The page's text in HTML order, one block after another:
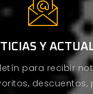
Y
para recibir
descuentos,